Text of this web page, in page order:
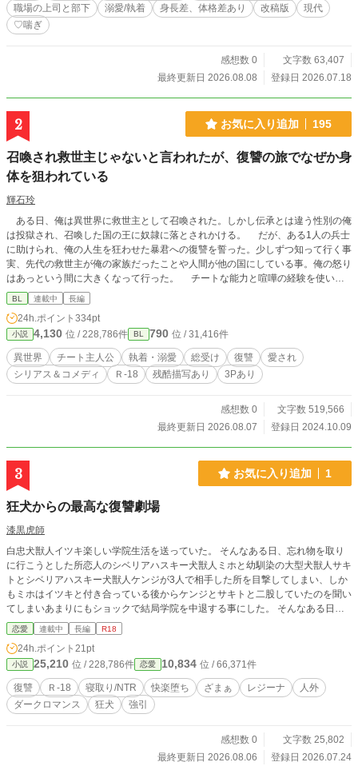
職場の上司と部下
溺愛/執着 身長差、体格差あり 改稿版
現代
♡喘ぎ
感想数 0
文字数 63,407
最終更新日 2026.08.08
登録日 2026.07.18
2 お気に入り追加 195
召喚され救世主じゃないと言われたが、復讐の旅でなぜか身
体を狙われている
輝石玲
ある日、俺は異世界に救世主として召喚された。しかし伝承とは違う性別の俺
は投獄され、召喚した国の王に奴隷に落とされかける。 だが、ある1人の兵士
に助けられ、俺の人生を狂わせた暴君への復讐を誓った。少しずつ知って行く事
実、先代の救世主が俺の家族だったことや人間が他の国にしている事。俺の怒り
はあっという間に大きくなって行った。 チートな能力と喧嘩の経験を使いこ
なしながら旅を始め、その旅の中で出会った人間に恨みがある他種族を仲間にす
る。 そう…復讐の旅……なのに、なんでエロ展開になって俺が総受けになっ
てるんだ！？ ❇︎＝R-18 ※残酷描写を含みます ※男性向けの表現を含みます ※
投稿頻度はランダムです（現在、毎日更新） お気に入り登録、感想などはお気
軽にしていただけると嬉しいです！
BL 連載中 長編
24h.ポイント 334pt
小説 4,130 位 / 228,786件 BL 790 位 / 31,416件
異世界 チート主人公 執着・溺愛 総受け 復讐
愛され
シリアス＆コメディ
Ｒ-18 残酷描写あり 3Pあり
感想数 0
文字数 519,566
最終更新日 2026.08.07
登録日 2024.10.09
3 お気に入り追加 1
狂犬からの最高な復讐劇場
漆黒虎師
白忠犬獣人イツキ楽しい学院生活を送っていた。 そんなある日、忘れ物を取り
に行こうとした所恋人のシベリアハスキー犬獣人ミホと幼馴染の大型犬獣人サキ
トとシベリアハスキー犬獣人ケンジが3人で相手した所を目撃してしまい、しか
もミホはイツキと付き合っている後からケンジとサキトと二股していたのを聞い
てしまいあまりにもショックで結局学院を中退する事にした。 そんなある日イ
ツキは元恋人の浮気と幼馴染の裏切りのきっかけに父の知り合いから性転換手術
を誘いイツキは男と名前を捨て女として性転換手術をしてツバキを改名して、こ
れまで奪ってきた奴らをこっちから奪う白忠犬獣人の3年前の復讐劇がここに開
幕する
恋愛 連載中 長編 R18
24h.ポイント 21pt
小説 25,210 位 / 228,786件 恋愛 10,834 位 / 66,371件
復讐 Ｒ-18 寝取り/NTR 快楽堕ち ざまぁ レジーナ
人外
ダークロマンス
狂犬 強引
感想数 0
文字数 25,802
最終更新日 2026.08.06
登録日 2026.07.24